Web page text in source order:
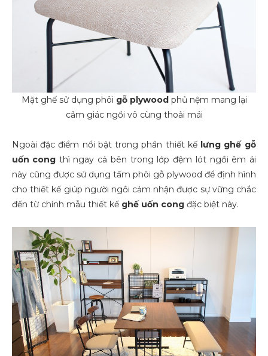
Mặt ghế sử dụng phôi gỗ plywood phủ nệm mang lại
cảm giác ngồi vô cùng thoải mái
Ngoài đặc điểm nổi bật trong phần thiết kế lưng ghế gỗ
uốn cong thì ngay cả bên trong lớp đệm lót ngồi êm ái
này cũng được sử dụng tấm phôi gỗ plywood để định hình
cho thiết kế giúp người ngồi cảm nhận được sự vững chắc
đến từ chính mẫu thiết kế ghế uốn cong đặc biệt này.